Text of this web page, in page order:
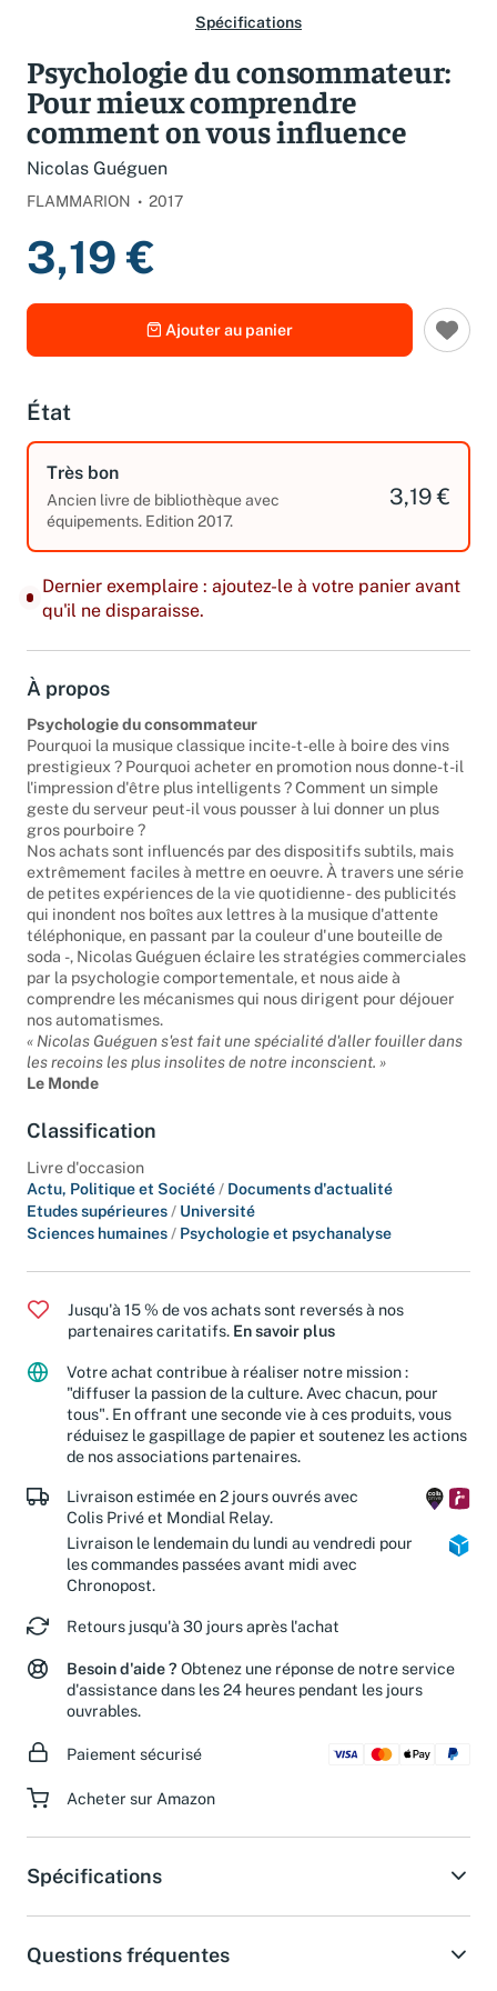
Psychologie du consommateur:
Pour mieux comprendre
comment on vous influence
Nicolas Guéguen
3,19 €
Ajouter au panier
État
Très bon
Ancien livre de bibliothèque avec
3,19 €
Dernier exemplaire : ajoutez-le à votre panier avant
qu'il ne disparaisse.
À propos
Psychologie du consommateur
Pourquoi la musique classique incite-t-elle à boire des vins
prestigieux ? Pourquoi acheter en promotion nous donne-t-il
l'impression d'être plus intelligents ? Comment un simple
geste du serveur peut-il vous pousser à lui donner un plus
gros pourboire ?
Nos achats sont influencés par des dispositifs subtils, mais
extrêmement faciles à mettre en oeuvre. À travers une série
de petites expériences de la vie quotidienne - des publicités
qui inondent nos boîtes aux lettres à la musique d'attente
téléphonique, en passant par la couleur d'une bouteille de
soda -, Nicolas Guéguen éclaire les stratégies commerciales
par la psychologie comportementale, et nous aide à
comprendre les mécanismes qui nous dirigent pour déjouer
nos automatismes.
« Nicolas Guéguen s'est fait une spécialité d'aller fouiller dans
les recoins les plus insolites de notre inconscient. »
Classification
Livre d'occasion
Actu, Politique et Société /Documents d'actualité
Etudes supérieures / Université
Jusqu'à 15 % de vos achats sont reversés à nos
partenaires caritatifs.
En savoir plus
Votre achat contribue à réaliser notre mission :
"diffuser la passion de la culture. Avec chacun, pour
tous". En offrant une seconde vie à ces produits, vous
réduisez le gaspillage de papier et soutenez les actions
de nos associations partenaires.
Livraison estimée en 2 jours ouvrés avec
Colis Privé et Mondial Relay.
Livraison le lendemain du lundi au vendredi pour
les commandes passées avant midi avec
Retours jusqu'à 30 jours après l'achat
Besoin d'aide ?Obtenez une réponse de notre service
d'assistance dans les 24 heures pendant les jours
Spécifications
Questions fréquentes